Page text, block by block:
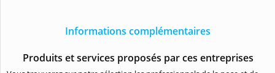
Informations complémentaires
Produits et services proposés par ces entreprises